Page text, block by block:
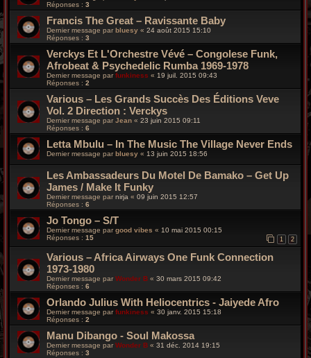
Réponses : 3
Francis The Great – Ravissante Baby
Dernier message par bluesy « 24 août 2015 15:10
Réponses : 3
Verckys Et L'Orchestre Vévé ‎– Congolese Funk,
Afrobeat & Psychedelic Rumba 1969-1978
Dernier message par funkiness « 19 juil. 2015 09:43
Réponses : 2
Various – Les Grands Succès Des Éditions Veve
Vol. 2 Direction : Verckys
Dernier message par Jean « 23 juin 2015 09:11
Réponses : 6
Letta Mbulu – In The Music The Village Never Ends
Dernier message parbluesy « 13 juin 2015 18:56
Les Ambassadeurs Du Motel De Bamako – Get Up
James / Make It Funky
Dernier message par nirja « 09 juin 2015 12:57
Réponses : 6
Jo Tongo – S/T
Dernier message pargood vibes « 10 mai 2015 00:15
Réponses : 15 1 2
Various – Africa Airways One Funk Connection
1973-1980
Dernier message par Wonder B « 30 mars 2015 09:42
Réponses : 6
Orlando Julius With Heliocentrics - Jaiyede Afro
Dernier message parfunkiness « 30 janv. 2015 15:18
Réponses : 2
Manu Dibango - Soul Makossa
Dernier message par Wonder B « 31 déc. 2014 19:15
Réponses : 3